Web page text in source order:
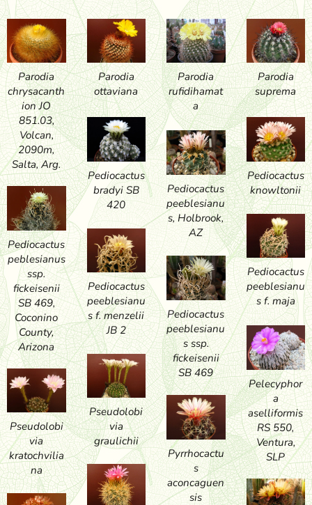
Parodia
chrysacanth
ion JO
851.03,
Volcan,
2090m,
Salta, Arg.
Parodia
ottaviana
Parodia
rufidihamat
a
Parodia
suprema
Pediocactus
bradyi SB
420
Pediocactus
knowltonii
Pediocactus
peeblesianu
s, Holbrook,
AZ
Pediocactus
peblesianus
ssp.
fickeisenii
SB 469,
Coconino
County,
Arizona
Pediocactus
peeblesianu
s f. maja
Pediocactus
peeblesianu
s f. menzelii
JB 2
Pediocactus
peeblesianu
s ssp.
fickeisenii
SB 469
Pelecyphor
a
aselliformis
RS 550,
Ventura,
SLP
Pseudolobi
via
graulichii
Pseudolobi
via
kratochvilia
na
Pyrrhocactu
s
aconcaguen
sis